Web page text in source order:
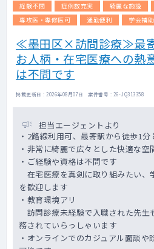
経験不問
症例数充実 綺麗な施設
専攻医・専修医可
通勤便利 学会補
≪墨田区×訪問診療≫最
お人柄・在宅医療への熱
は不問です
掲載更新日 : 2026年08月07日 案件番号 : 26-JQ313358
担当エージェントより
・2路線利用可、最寄駅から徒歩1
・非常に綺麗で広々とした快適な
・ご経験や資格は不問です
在宅医療を真剣に取り組みたい、
を歓迎します
・教育環境アリ
訪問診療未経験で入職された先生
務されていらっしゃいます
・オンラインでのカジュアル面談